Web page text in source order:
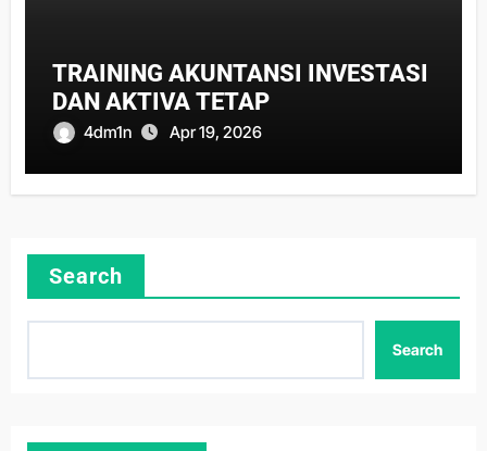
TRAINING AKUNTANSI INVESTASI
DAN AKTIVA TETAP
4dm1n Apr 19, 2026
Search
Search